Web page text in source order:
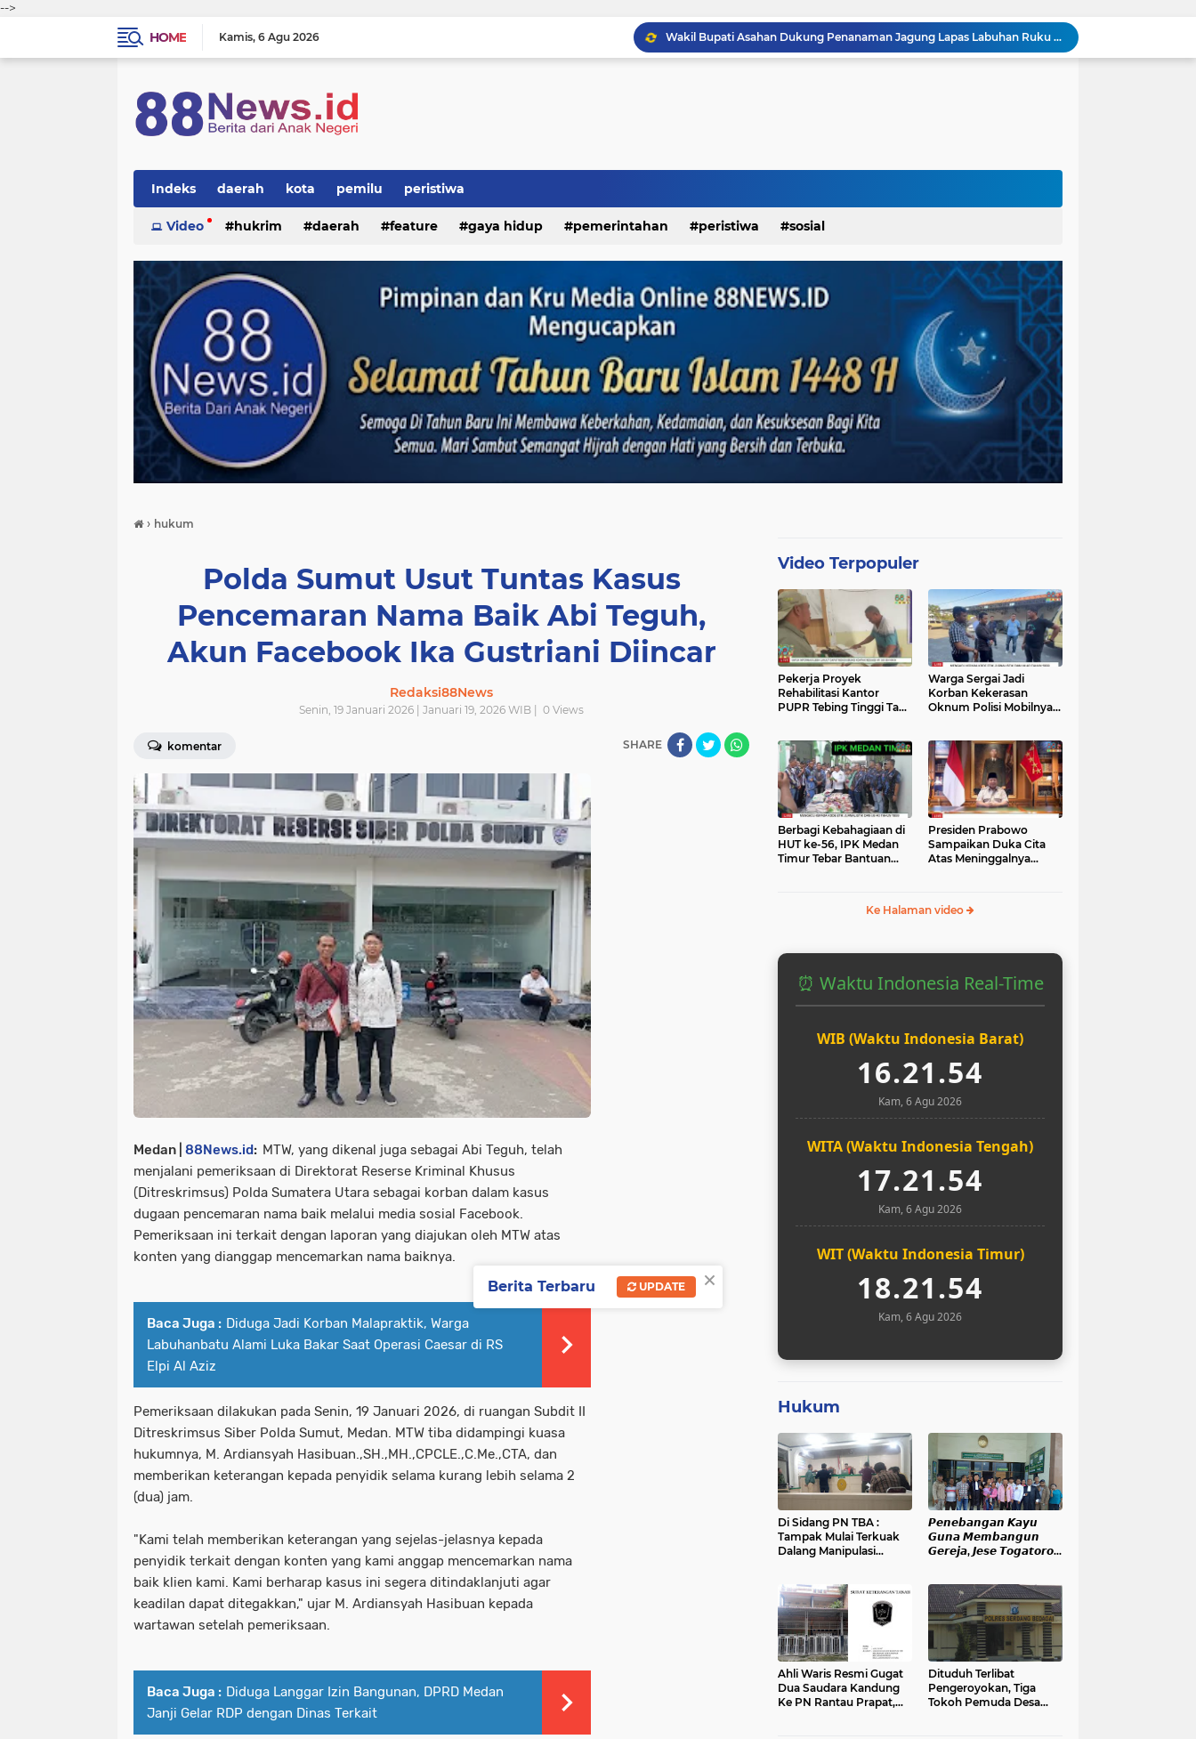
-->
HOME
Kamis 6 Agu 2026
Wakil Bupati Asahan Dukung Penanaman Jagung Lapas Labuhan Ruku Asahan Di Asahan
Dosen Universitas Darma Agung Medan Dr. Gema Rahmadani, ST.,SH.,MH. Raih Gelar Doktor Hukum Islam dengan Predikat Pujian
Di Sidang PN TBA : Tampak Mulai Terkuak Dalang Manipulasi Sengketa Lahan Di Asahan Mati
Indeks daerah kota pemilu peristiwa
Video hukrim daerah feature gaya hidup pemerintahan peristiwa sosial
› hukum
Polda Sumut Usut Tuntas Kasus
Pencemaran Nama Baik Abi Teguh,
Akun Facebook Ika Gustriani Diincar
Redaksi88News
Senin, 19 Januari 2026 | Januari 19, 2026 WIB | 0 Views
komentar SHARE
Medan | 88News.id: MTW, yang dikenal juga sebagai Abi Teguh, telah
menjalani pemeriksaan di Direktorat Reserse Kriminal Khusus
(Ditreskrimsus) Polda Sumatera Utara sebagai korban dalam kasus
dugaan pencemaran nama baik melalui media sosial Facebook.
Pemeriksaan ini terkait dengan laporan yang diajukan oleh MTW atas
konten yang dianggap mencemarkan nama baiknya.
Baca Juga : Diduga Jadi Korban Malapraktik, Warga
Labuhanbatu Alami Luka Bakar Saat Operasi Caesar di RS
Elpi Al Aziz
Pemeriksaan dilakukan pada Senin, 19 Januari 2026, di ruangan Subdit II
Ditreskrimsus Siber Polda Sumut, Medan. MTW tiba didampingi kuasa
hukumnya, M. Ardiansyah Hasibuan.,SH.,MH.,CPCLE.,C.Me.,CTA, dan
memberikan keterangan kepada penyidik selama kurang lebih selama 2
(dua) jam.
"Kami telah memberikan keterangan yang sejelas-jelasnya kepada
penyidik terkait dengan konten yang kami anggap mencemarkan nama
baik klien kami. Kami berharap kasus ini segera ditindaklanjuti agar
keadilan dapat ditegakkan," ujar M. Ardiansyah Hasibuan kepada
wartawan setelah pemeriksaan.
Baca Juga : Diduga Langgar Izin Bangunan, DPRD Medan
Janji Gelar RDP dengan Dinas Terkait
Video Terpopuler
Pekerja Proyek
Rehabilitasi Kantor
PUPR Tebing Tinggi Tak
Warga Sergai Jadi
Korban Kekerasan
Oknum Polisi Mobilnya
Berbagi Kebahagiaan di
HUT ke-56, IPK Medan
Timur Tebar Bantuan
Presiden Prabowo
Sampaikan Duka Cita
Atas Meninggalnya
Ke Halaman video
⏰ Waktu Indonesia Real-Time
WIB (Waktu Indonesia Barat)
16.21.55
Kam, 6 Agu 2026
WITA (Waktu Indonesia Tengah)
17.21.55
Kam, 6 Agu 2026
WIT (Waktu Indonesia Timur)
18.21.55
Kam, 6 Agu 2026
Hukum
Di Sidang PN TBA :
Tampak Mulai Terkuak
Dalang Manipulasi
𝙋𝙚𝙣𝙚𝙗𝙖𝙣𝙜𝙖𝙣 𝙆𝙖𝙮𝙪
𝙂𝙪𝙣𝙖 𝙈𝙚𝙢𝙗𝙖𝙣𝙜𝙪𝙣
𝙂𝙚𝙧𝙚𝙟𝙖, 𝙅𝙚𝙨𝙚 𝙏𝙤𝙜𝙖𝙩𝙤𝙧𝙤𝙥
Ahli Waris Resmi Gugat
Dua Saudara Kandung
Ke PN Rantau Prapat,
Dituduh Terlibat
Pengeroyokan, Tiga
Tokoh Pemuda Desa
×
Berita Terbaru UPDATE